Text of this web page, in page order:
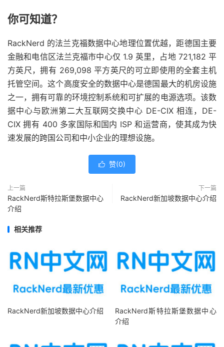
你可知道？
RackNerd 的法兰克福数据中心地理位置优越，距德国主要
金融和电信区法兰克福市中心仅 1.9 英里，占地 721,182 平
方英尺，拥有 269,098 平方英尺的可立即使用的全套主机
托管空间。这个高度安全的数据中心是德国最大的机房设施
之一，拥有可靠的环境控制系统和可扩展的电源选项。该数
据中心与欧洲第二大互联网交换中心 DE-CIX 相连，DE-
CIX 拥有 400 多家国际和国内 ISP 和运营商，使其成为快
速发展的跨国公司和中小企业的理想设施。
 赞(0)
上一篇
RackNerd斯特拉斯堡数据中心
介绍
下一篇
RackNerd新加坡数据中心介绍
相关推荐
RackNerd新加坡数据中心介绍
RackNerd斯特拉斯堡数据中心
介绍